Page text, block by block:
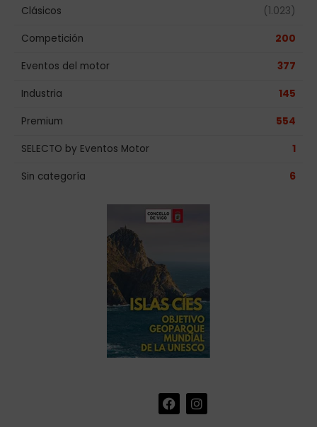
Clásicos
(1.023)
Competición 200
Eventos del motor 377
Industria 145
Premium 554
SELECTO by Eventos Motor 1
Sin categoría 6
F
a
I
n